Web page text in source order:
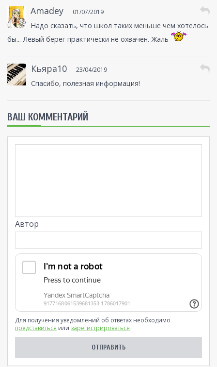
Amadey 01/07/2019
Надо сказать, что школ таких меньше чем хотелось
бы... Левый берег практически не охвачен. Жаль
Кьяра10 23/04/2019
Спасибо, полезная информация!
ВАШ КОММЕНТАРИЙ
Автор
Для получения уведомлений об ответах необходимо
представиться или зарегистрироваться